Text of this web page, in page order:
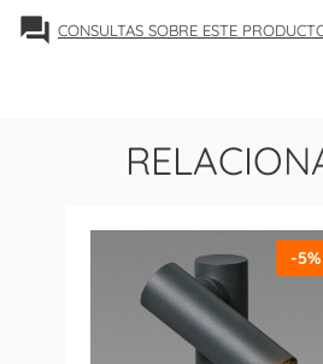
forum CONSULTAS SOBRE ESTE
-5%